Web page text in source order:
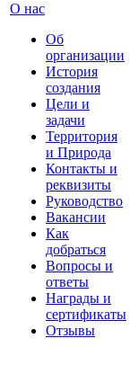
О нас
Об
организации
История
создания
Цели и
задачи
Территория
и Природа
Контакты и
реквизиты
Руководство
Вакансии
Как
добраться
Вопросы и
ответы
Награды и
сертификаты
Отзывы